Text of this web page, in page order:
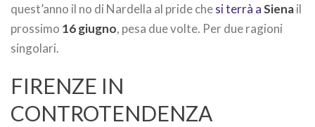
quest’anno il no di Nardella al pride chesi terrà aSienail
prossimo 16 giugno, pesa due volte. Per due ragioni
singolari.
FIRENZE IN
CONTROTENDENZA